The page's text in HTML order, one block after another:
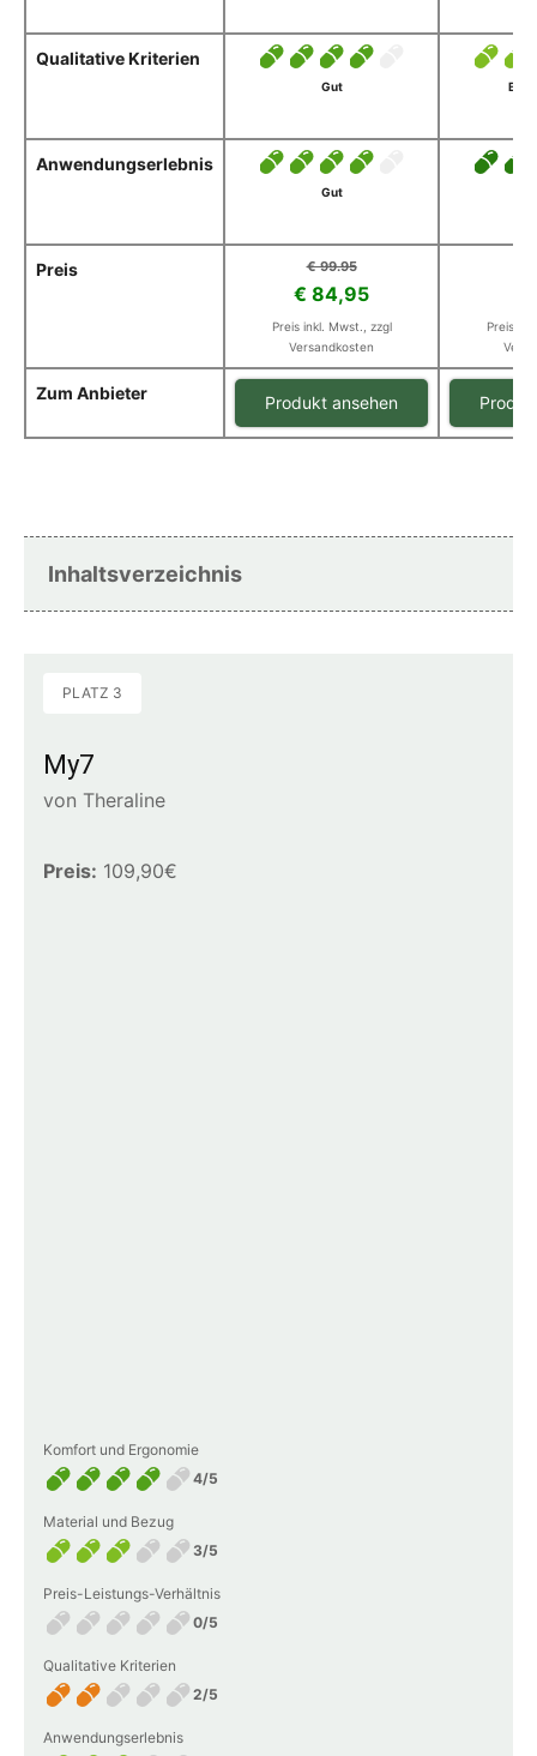
Qualitative Kriterien
Gut
Anwendungserlebnis
Gut
Preis € 99.95
€ 84,95
Preis inkl. Mwst., zzgl
Versandkosten
Preis
Zum Anbieter Produkt ansehen
Inhaltsverzeichnis
PLATZ 3
My7
von Theraline
Preis: 109,90€
Komfort und Ergonomie
4/5
Material und Bezug
3/5
Preis-Leistungs-Verhältnis
0/5
Qualitative Kriterien
2/5
Anwendungserlebnis